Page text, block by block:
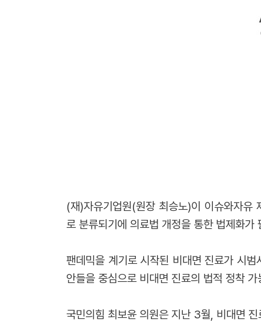
(재)자유기업원(원장 최승노)이 이슈와자유
로 분류되기에 의료법 개정을 통한 법제화가
팬데믹을 계기로 시작된 비대면 진료가 시
안들을 중심으로 비대면 진료의 법적 정착 가
국민의힘 최보윤 의원은 지난 3월, 비대면